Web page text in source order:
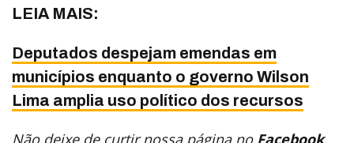
LEIA MAIS:
Deputados despejam emendas em
municípios enquanto o governo Wilson
Lima amplia uso político dos recursos